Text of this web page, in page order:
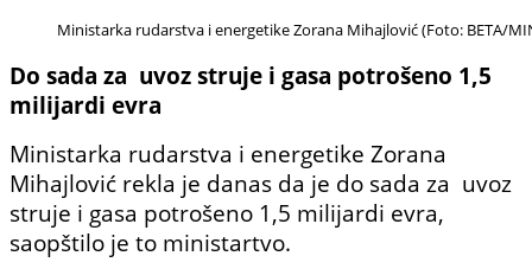
Ministarka rudarstva i energetike Zorana Mihajlović (Foto: BETA/
Do sada za uvoz struje i gasa potrošeno 1,5
milijardi evra
Ministarka rudarstva i energetike Zorana
Mihajlović rekla je danas da je do sada za uvoz
struje i gasa potrošeno 1,5 milijardi evra,
saopštilo je to ministartvo.